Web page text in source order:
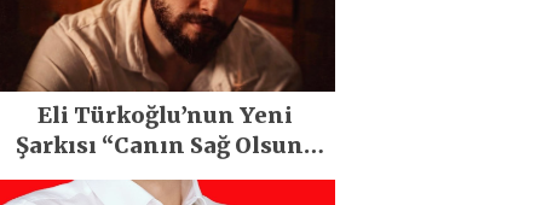
Eli Türkoğlu’nun Yeni
Şarkısı “Canın Sağ Olsun”
Büyük İlgi Gördü!..